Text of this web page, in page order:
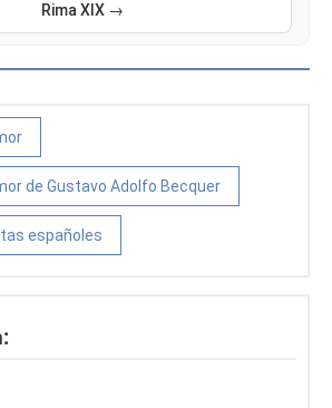
Rima XIX →
de Gustavo Adolfo Becquer
españoles